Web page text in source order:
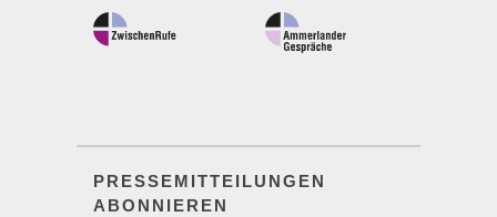
PRESSEMITTEILUNGEN
ABONNIEREN